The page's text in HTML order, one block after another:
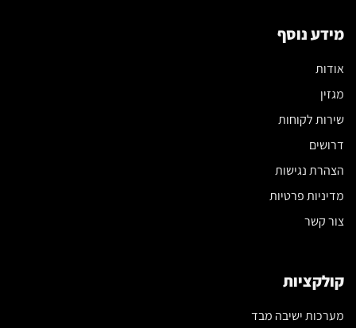
מידע נוסף
אודות
מגזין
שירות לקוחות
דרושים
הצהרת נגישות
מדיניות פרטיות
צור קשר
קולקציות
מערכות ישיבה מבד